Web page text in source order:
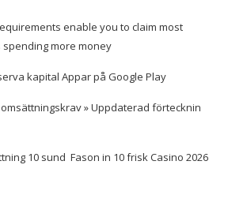
enable you to claim most
more money
kapital Appar på Google Play
» Uppdaterad förtecknin
10 sund ️ Fason in 10 frisk Casino 2026